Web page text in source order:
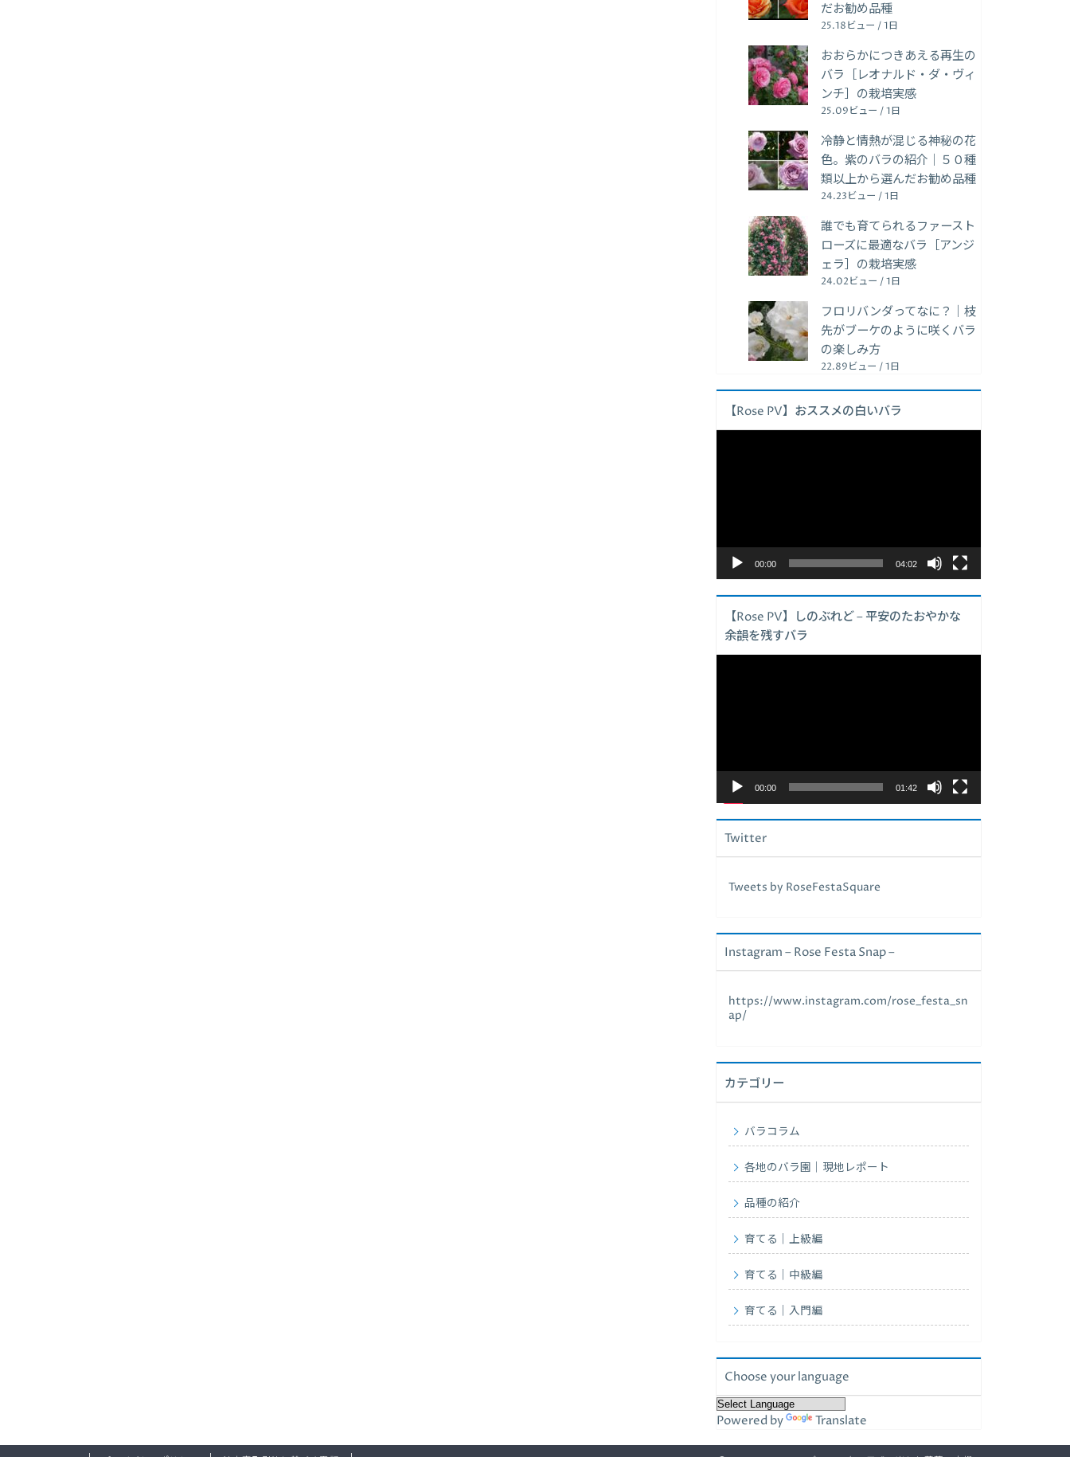
だお勧め品種
25.18ビュー / 1日
おおらかにつきあえる再生の
バラ［レオナルド・ダ・ヴィ
ンチ］の栽培実感
25.09ビュー / 1日
冷静と情熱が混じる神秘の花
色。紫のバラの紹介｜５０種
類以上から選んだお勧め品種
24.23ビュー / 1日
誰でも育てられるファースト
ローズに最適なバラ［アンジ
ェラ］の栽培実感
24.02ビュー / 1日
フロリバンダってなに？｜枝
先がブーケのように咲くバラ
の楽しみ方
22.89ビュー / 1日
【Rose PV】おススメの白いバラ
00:00 04:02
【Rose PV】しのぶれど – 平安のたおやかな
余韻を残すバラ
00:00 01:42
Twitter
Tweets by RoseFestaSquare
Instagram – Rose Festa Snap –
https://www.instagram.com/rose_festa_sn
ap/
カテゴリー
バラコラム
各地のバラ園｜現地レポート
品種の紹介
育てる｜上級編
育てる｜中級編
育てる｜入門編
Choose your language
Powered by Translate